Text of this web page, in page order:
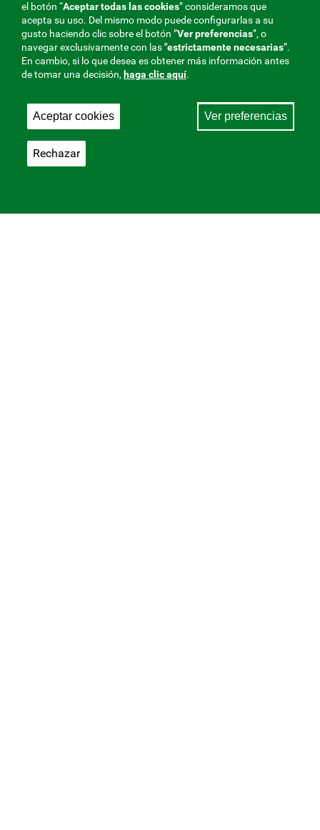
el botón “Aceptar todas las cookies” consideramos que
acepta su uso. Del mismo modo puede configurarlas a su
gusto haciendo clic sobre el botón ”Ver preferencias”, o
navegar exclusivamente con las"estrictamentenecesarias”.
En cambio, si lo que desea es obtener más información antes
de tomar una decisión, haga clic aquí.
Aceptar cookies Ver preferencias
Rechazar